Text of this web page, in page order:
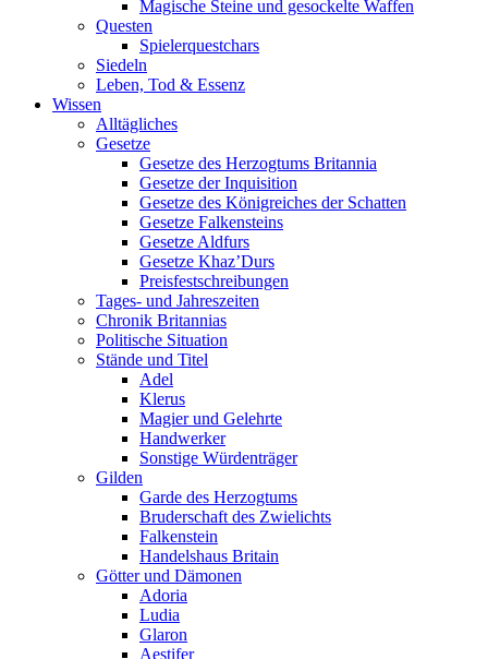
Magische Steine und gesockelte Waffen
Questen
Spielerquestchars
Siedeln
Leben, Tod & Essenz
Wissen
Alltägliches
Gesetze
Gesetze des Herzogtums Britannia
Gesetze der Inquisition
Gesetze des Königreiches der Schatten
Gesetze Falkensteins
Gesetze Aldfurs
Gesetze Khaz’Durs
Preisfestschreibungen
Tages- und Jahreszeiten
Chronik Britannias
Politische Situation
Stände und Titel
Adel
Klerus
Magier und Gelehrte
Handwerker
Sonstige Würdenträger
Gilden
Garde des Herzogtums
Bruderschaft des Zwielichts
Falkenstein
Handelshaus Britain
Götter und Dämonen
Adoria
Ludia
Glaron
Aestifer